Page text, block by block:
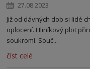
27.08.2023
Již od dávných dob si lidé
oplocení. Hliníkový plot
soukromí. Souč...
číst celé